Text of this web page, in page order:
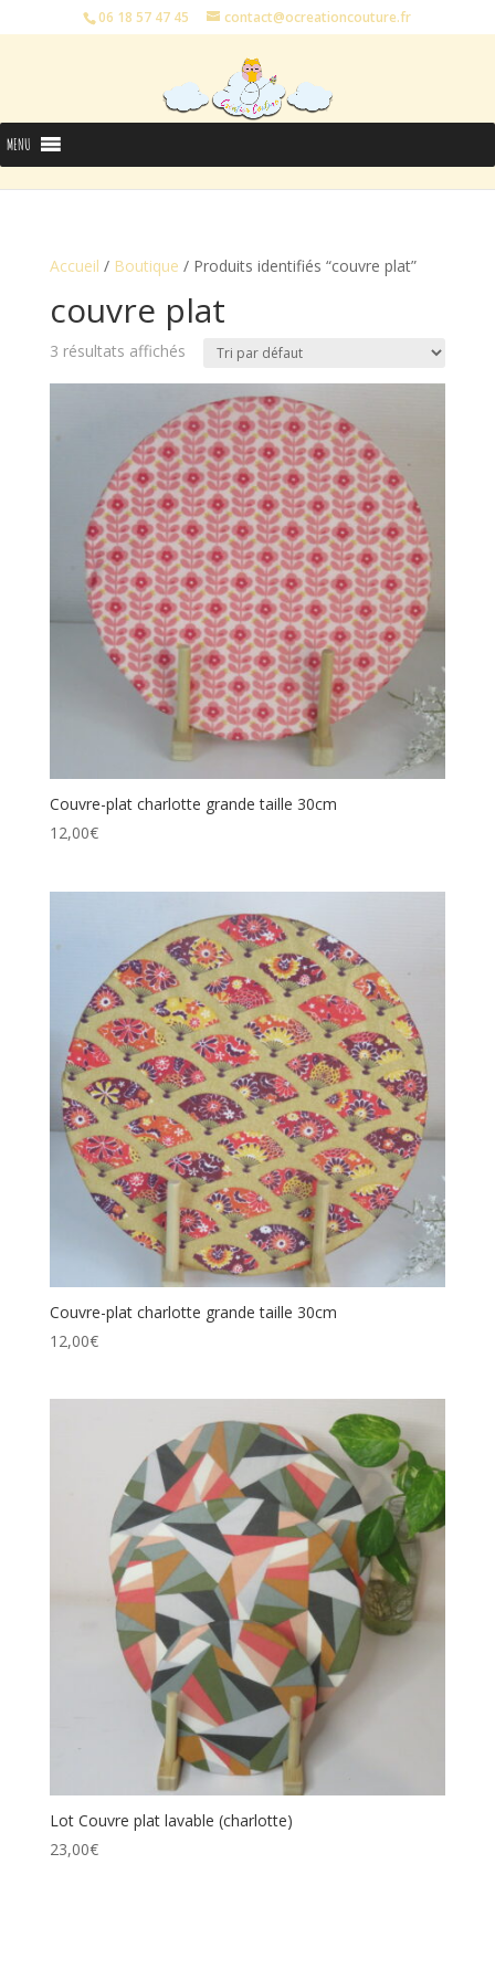
06 18 57 47 45 contact@ocreationcouture.fr
MENU
Accueil / Boutique / Produits identifiés “couvre plat”
couvre plat
3 résultats affichés
Couvre-plat charlotte grande taille 30cm
12,00€
Couvre-plat charlotte grande taille 30cm
12,00€
Lot Couvre plat lavable (charlotte)
23,00€